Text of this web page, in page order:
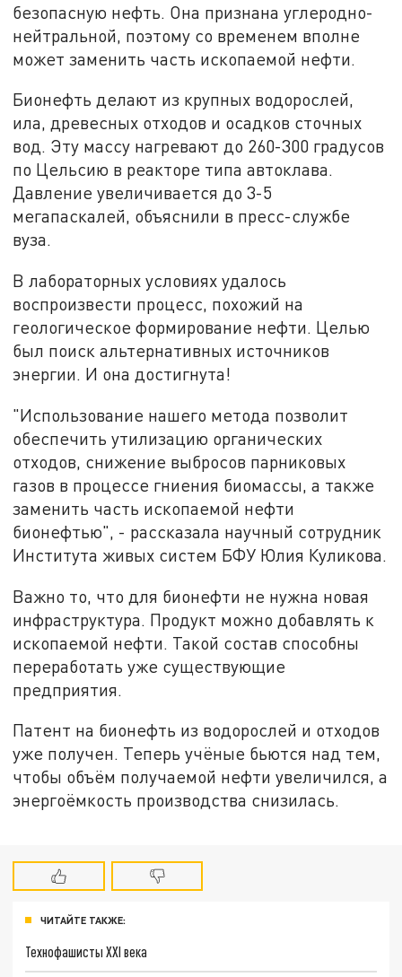
безопасную нефть. Она признана углеродно-
нейтральной, поэтому со временем вполне
может заменить часть ископаемой нефти.
Бионефть делают из крупных водорослей,
ила, древесных отходов и осадков сточных
вод. Эту массу нагревают до 260-300 градусов
по Цельсию в реакторе типа автоклава.
Давление увеличивается до 3-5
мегапаскалей, объяснили в пресс-службе
вуза.
В лабораторных условиях удалось
воспроизвести процесс, похожий на
геологическое формирование нефти. Целью
был поиск альтернативных источников
энергии. И она достигнута!
"Использование нашего метода позволит
обеспечить утилизацию органических
отходов, снижение выбросов парниковых
газов в процессе гниения биомассы, а также
заменить часть ископаемой нефти
бионефтью", - рассказала научный сотрудник
Института живых систем БФУ Юлия Куликова.
Важно то, что для бионефти не нужна новая
инфраструктура. Продукт можно добавлять к
ископаемой нефти. Такой состав способны
переработать уже существующие
предприятия.
Патент на бионефть из водорослей и отходов
уже получен. Теперь учёные бьются над тем,
чтобы объём получаемой нефти увеличился, а
энергоёмкость производства снизилась.
ЧИТАЙТЕ ТАКЖЕ:
Технофашисты XXI века